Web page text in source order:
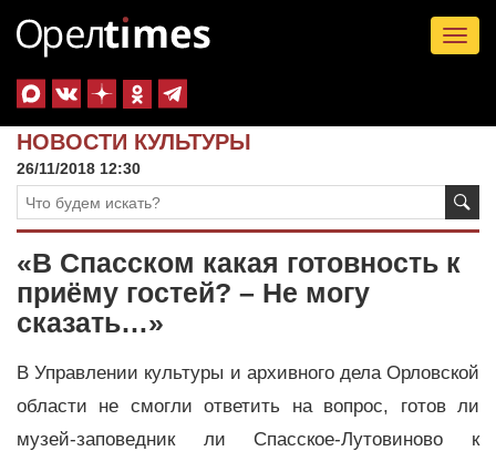
НОВОСТИ КУЛЬТУРЫ
26/11/2018 12:30
«В Спасском какая готовность к
приёму гостей? – Не могу
сказать…»
В Управлении культуры и архивного дела Орловской
области не смогли ответить на вопрос, готов ли
музей-заповедник ли Спасское-Лутовиново к